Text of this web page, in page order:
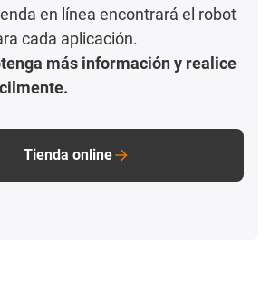
en línea encontrará el robot
cada aplicación.
más información y realice
Tienda online